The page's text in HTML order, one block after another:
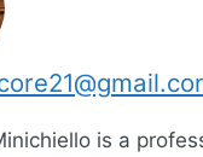
is a